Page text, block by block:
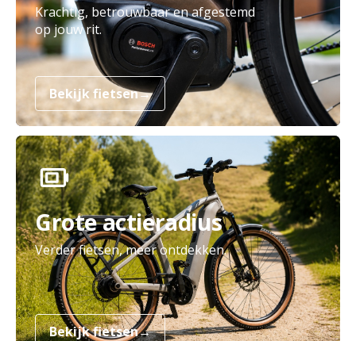
Krachtig, betrouwbaar en afgestemd
op jouw rit.
Bekijk fietsen→
Grote actieradius
Verder fietsen, meer ontdekken.
Bekijk fietsen→